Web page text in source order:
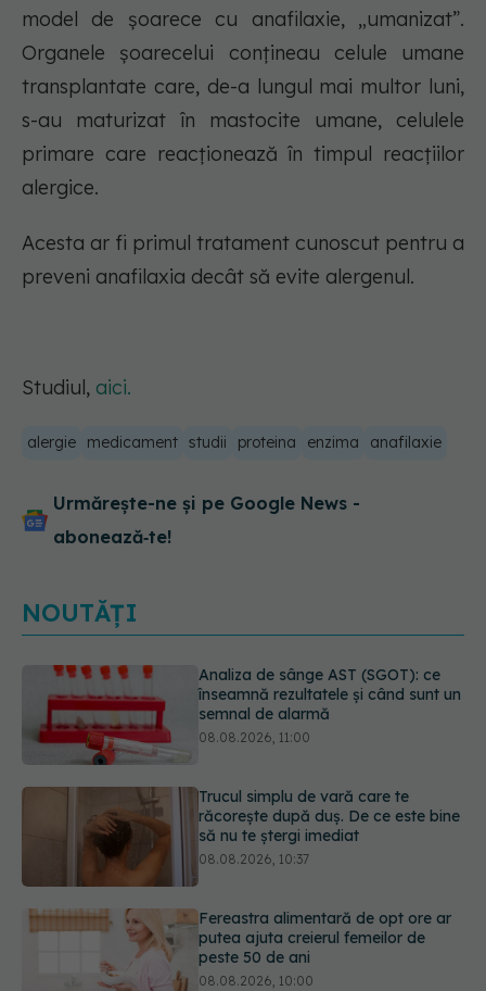
model de șoarece cu anafilaxie, „umanizat”.
Organele șoarecelui conțineau celule umane
transplantate care, de-a lungul mai multor luni,
s-au maturizat în mastocite umane, celulele
primare care reacționează în timpul reacțiilor
alergice.
Acesta ar fi primul tratament cunoscut pentru a
preveni anafilaxia decât să evite alergenul.
Studiul, aici.
alergie medicament studii proteina enzima anafilaxie
Urmărește-ne și pe Google News -
abonează‑te!
NOUTĂȚI
Trucul simplu de vară care te
răcorește după duș. De ce este bine
să nu te ștergi imediat
Fereastra alimentară de opt ore ar
putea ajuta creierul femeilor de
peste 50 de ani
Ceaiul care ajută organismul să
lupte cu inflamația. Poate regla
glicemia și colesterolul